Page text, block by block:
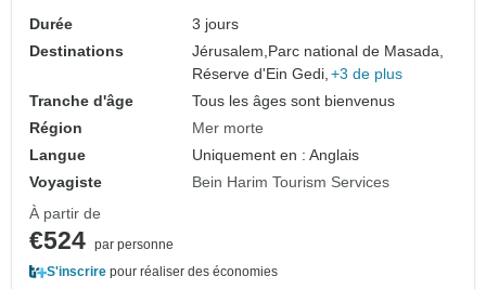
Durée
3 jours
Destinations
Jérusalem,Parc national de Masada,
Réserve d'Ein Gedi, +3 de plus
Tranche d'âge
Tous les âges sont bienvenus
Région
Mer morte
Langue
Uniquement en : Anglais
Voyagiste
Bein Harim Tourism Services
À partir de
€524 par personne
S'inscrire pour réaliser des économies